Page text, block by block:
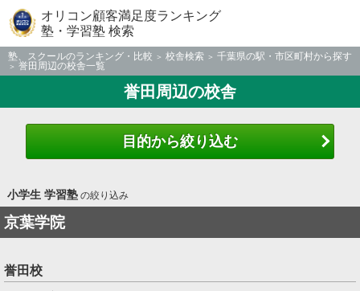
オリコン顧客満足度ランキング
塾・学習塾 検索
塾、スクールのランキング・比較 校舎検索
千葉県の駅・市区町村から探す
誉田周辺の校舎一覧
誉田周辺の校舎
目的から絞り込む
小学生 学習塾の絞り込み
京葉学院
誉田校